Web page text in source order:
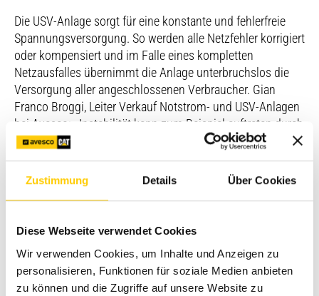
Zustimmung Details Über Cookies
Diese Webseite verwendet Cookies
Wir verwenden Cookies, um Inhalte und Anzeigen zu
personalisieren, Funktionen für soziale Medien anbieten
zu können und die Zugriffe auf unsere Website zu
Die USV-Anlage sorgt für eine konstante und fehlerfreie
Spannungsversorgung. So werden alle Netzfehler korrigiert
oder kompensiert und im Falle eines kompletten
Netzausfalles übernimmt die Anlage unterbruchslos die
Versorgung aller angeschlossenen Verbraucher. Gian
Franco Broggi, Leiter Verkauf Notstrom- und USV-Anlagen
bei Avesco: «Instabilität kann zum Beispiel auftreten durch
Frequenz- und Spannungseinbrüche oder durch
Spannungsspitzen, sogenannte Spikes.» Letztere sind eine
der häufigsten Ursachen für Schäden an elektronischen
sie ausreichen, grosse Anlagen ausser Betrieb zu setzen»,
Wie funktioniert eine USV-